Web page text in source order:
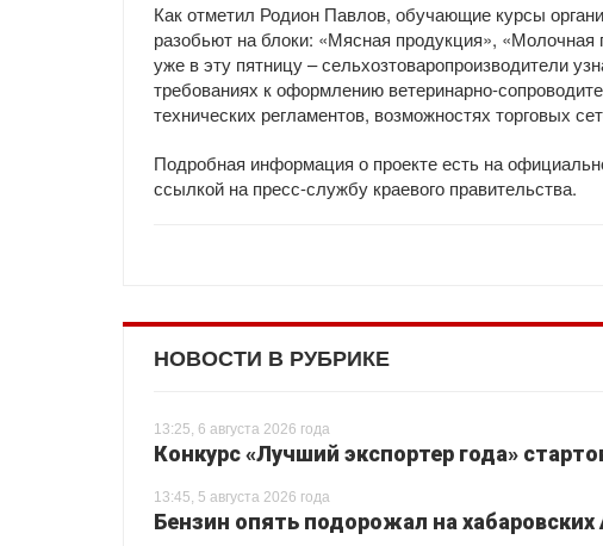
Как отметил Родион Павлов, обучающие курсы
разобьют на блоки: «Мясная продукция»,
уже в эту пятницу – сельхозтоваропроизводители
требованиях к оформлению ветеринарно-
технических регламентов, возможностях торговых
Подробная информация о проекте есть на
ссылкой на пресс-службу краевого правительства.
НОВОСТИ В РУБРИКЕ
13:25, 6 августа 2026 года
Конкурс «Лучший экспортер года»
13:45, 5 августа 2026 года
Бензин опять подорожал на